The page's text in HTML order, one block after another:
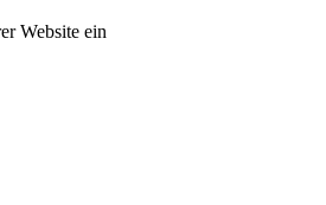
Website ein